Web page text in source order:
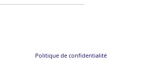
Politique de confidentialité